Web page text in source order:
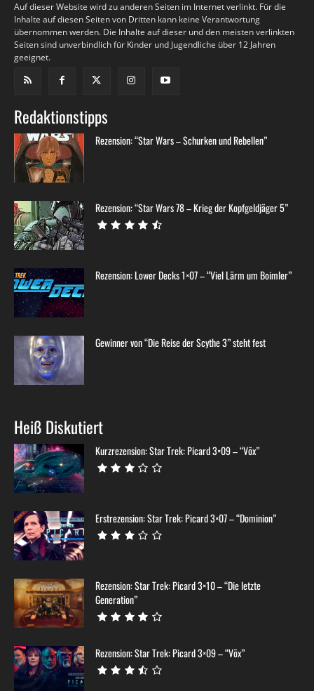
Auf dieser Website wird zu anderen Seiten im Internet verlinkt. Für die
Inhalte auf diesen Seiten von Dritten kann keine Verantwortung
übernommen werden. Die Inhalte auf dieser und den meisten verlinkten
Seiten sind unverbindlich für Kinder und Jugendliche über 12 Jahren
geeignet.
Redaktionstipps
Rezension: “Star Wars – Schurken und Rebellen”
Rezension: “Star Wars 78 – Krieg der Kopfgeldjäger 5”
Rezension: Lower Decks 1×07 – “Viel Lärm um Boimler”
Gewinner von “Die Reise der Scythe 3” steht fest
Heiß Diskutiert
Kurzrezension: Star Trek: Picard 3×09 – “Võx”
Erstrezension: Star Trek: Picard 3×07 – “Dominion”
Rezension: Star Trek: Picard 3×10 – “Die letzte
Generation”
Rezension: Star Trek: Picard 3×09 – “Võx”